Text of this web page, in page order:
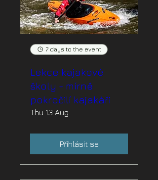
7 days to the event
Lekce kajakové
školy - mírně
pokročilí kajakáři
Thu 13 Aug
Přihlásit se